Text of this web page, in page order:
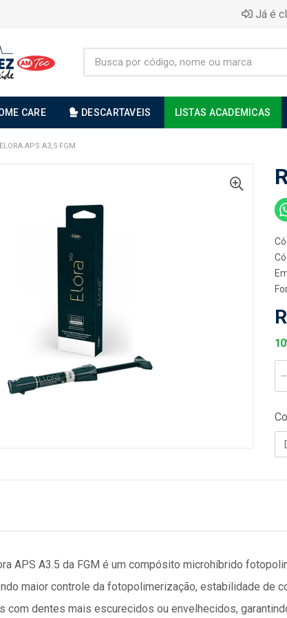
Já é
CARE DESCARTAVEIS LISTAS ACADEMICAS
APS A3,5 FGM
APS A3.5 da FGM é um compósito microhíbrido
maior controle da fotopolimerização, estabilidade de
com dentes mais escurecidos ou envelhecidos,